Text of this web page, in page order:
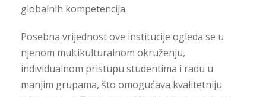
globalnih kompetencija.
Posebna vrijednost ove institucije ogleda se u
njenom multikulturalnom okruženju,
individualnom pristupu studentima i radu u
manjim grupama, što omogućava kvalitetniju